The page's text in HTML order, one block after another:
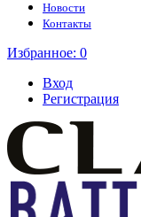
Новости
Контакты
Избранное: 0
Вход
Регистрация